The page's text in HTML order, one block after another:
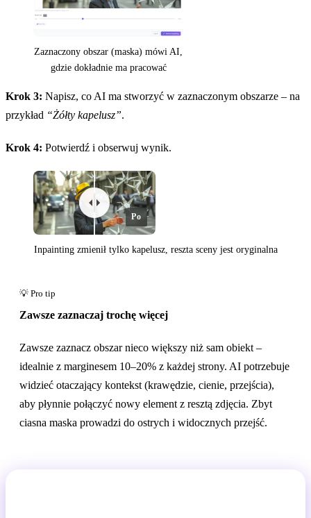
Zaznaczony obszar (maska) mówi AI,
gdzie dokładnie ma pracować
Krok 3: Napisz, co AI ma stworzyć w zaznaczonym obszarze – na
przykład “Żółty kapelusz”.
Krok 4: Potwierdź i obserwuj wynik.
Po
Inpainting zmienił tylko kapelusz, reszta sceny jest oryginalna
Zawsze zaznaczaj trochę więcej
Zawsze zaznacz obszar nieco większy niż sam obiekt –
idealnie z marginesem 10–20% z każdej strony. AI potrzebuje
widzieć otaczający kontekst (krawędzie, cienie, przejścia),
aby płynnie połączyć nowy element z resztą zdjęcia. Zbyt
ciasna maska prowadzi do ostrych i widocznych przejść.